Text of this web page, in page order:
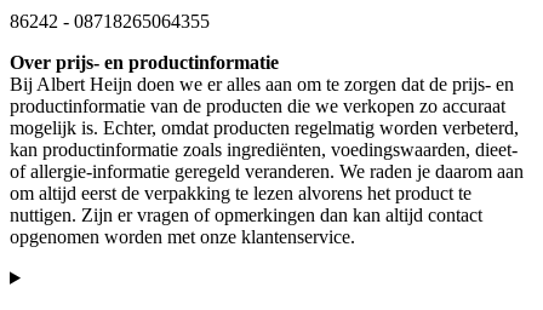
86242 - 08718265064355
Over prijs- en productinformatie
Bij Albert Heijn doen we er alles aan om te zorgen dat de prijs- en
productinformatie van de producten die we verkopen zo accuraat
mogelijk is. Echter, omdat producten regelmatig worden verbeterd,
kan productinformatie zoals ingrediënten, voedingswaarden, dieet-
of allergie-informatie geregeld veranderen. We raden je daarom aan
om altijd eerst de verpakking te lezen alvorens het product te
nuttigen. Zijn er vragen of opmerkingen dan kan altijd contact
opgenomen worden met onze klantenservice.